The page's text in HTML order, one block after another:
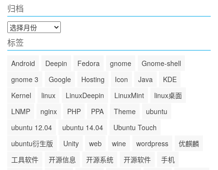
归档
归
档
标签
Android Deepin Fedora gnome
Gnome-shell
gnome 3
Google Hosting Icon Java
KDE
Kernel
linux LinuxDeepin LinuxMint
linux桌面
LNMP
nginx PHP PPA Theme
ubuntu
ubuntu 12.04
ubuntu 14.04
Ubuntu Touch
ubuntu衍生版
Unity web wine wordpress
优麒麟
工具软件
开源信息 开源系统 开源软件
手机